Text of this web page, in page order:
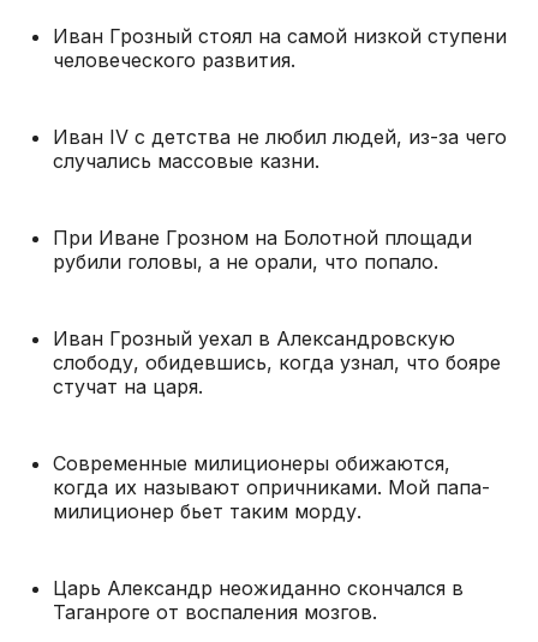
Иван Грозный стоял на самой низкой ступени
человеческого развития.
Иван IV с детства не любил людей, из-за чего
случались массовые казни.
При Иване Грозном на Болотной площади
рубили головы, а не орали, что попало.
Иван Грозный уехал в Александровскую
слободу, обидевшись, когда узнал, что бояре
стучат на царя.
Современные милиционеры обижаются,
когда их называют опричниками. Мой папа-
милиционер бьет таким морду.
Царь Александр неожиданно скончался в
Таганроге от воспаления мозгов.